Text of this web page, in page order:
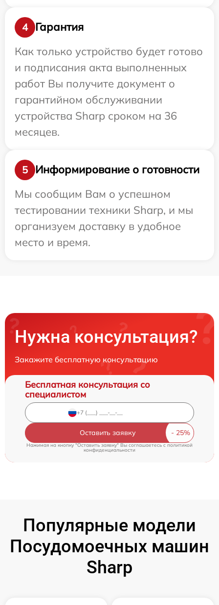
4
Гарантия
Как только устройство будет готово
и подписания акта выполненных
работ Вы получите документ о
гарантийном обслуживании
устройства Sharp сроком на 36
месяцев.
5
Информирование о готовности
Мы сообщим Вам о успешном
тестировании техники Sharp, и мы
организуем доставку в удобное
место и время.
Нужна консультация?
Закажите бесплатную консультацию
Бесплатная консультация со
специалистом
Оставить заявку
Нажимая на кнопку "Оставить заявку" Вы соглашаетесь cполитикой
конфиденциальности
Популярные модели
Посудомоечных машин
Sharp